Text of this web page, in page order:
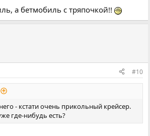
а бетмобиль с тряпочкой!!
#10
- кстати очень прикольный крейсер.
где-нибудь есть?